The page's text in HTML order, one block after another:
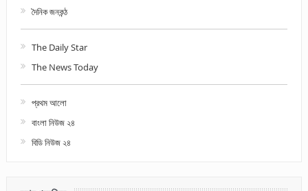
দৈনিক জনকন্ঠ
The Daily Star
The News Today
প্রথম আলো
বাংলা নিউজ ২৪
বিডি নিউজ ২৪